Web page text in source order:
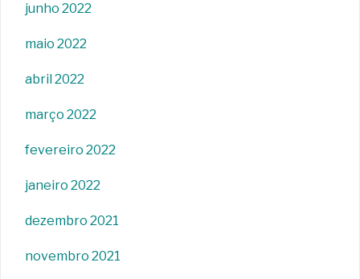
junho 2022
maio 2022
abril 2022
março 2022
fevereiro 2022
janeiro 2022
dezembro 2021
novembro 2021